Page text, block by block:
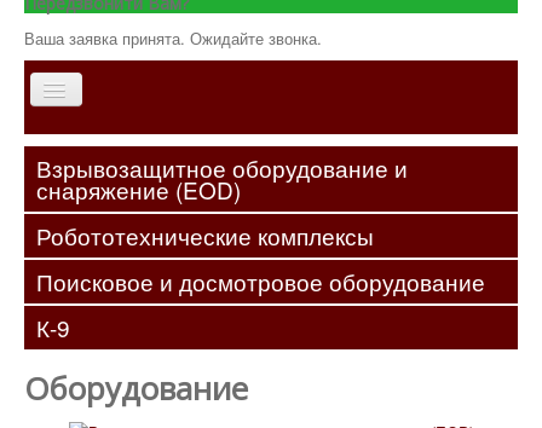
Ваша заявка принята. Ожидайте звонка.
Главная
О
компании
Оборудование
Услуги
Контакты
Взрывозащитное оборудование и
снаряжение (EOD)
Робототехнические комплексы
Поисковое и досмотровое оборудование
К-9
Оборудование